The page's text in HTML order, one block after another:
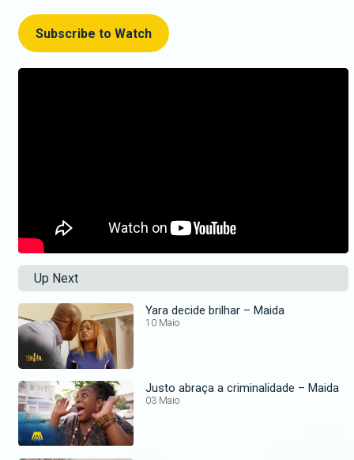
Subscribe to Watch
Up Next
Yara decide brilhar – Maida
10 Maio
Justo abraça a criminalidade – Maida
03 Maio